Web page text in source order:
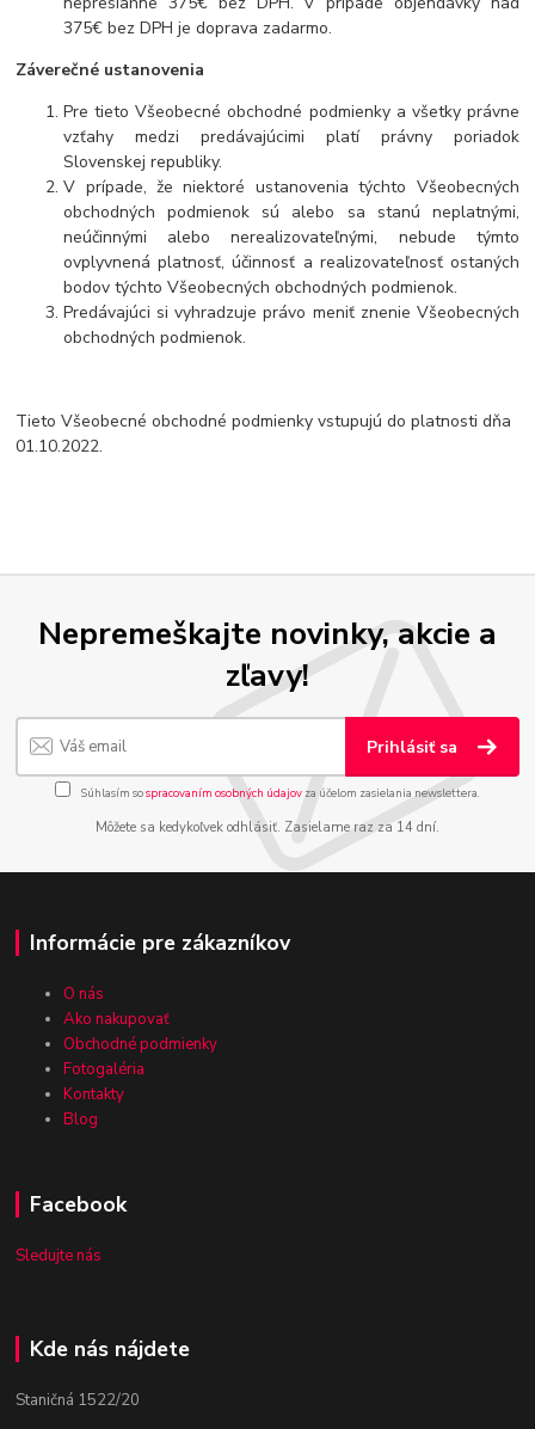
375€ bez DPH je doprava zadarmo.
Záverečné ustanovenia
Pre tieto Všeobecné obchodné podmienky a všetky právne
vzťahy medzi predávajúcimi platí právny poriadok
Slovenskej republiky.
V prípade, že niektoré ustanovenia týchto Všeobecných
obchodných podmienok sú alebo sa stanú neplatnými,
neúčinnými alebo nerealizovateľnými, nebude týmto
ovplyvnená platnosť, účinnosť a realizovateľnosť ostaných
bodov týchto Všeobecných obchodných podmienok.
Predávajúci si vyhradzuje právo meniť znenie Všeobecných
obchodných podmienok.
Tieto Všeobecné obchodné podmienky vstupujú do platnosti dňa
01.10.2022.
Nepremeškajte novinky, akcie a
zľavy!
Prihlásiť sa
Súhlasím sospracovaním osobných údajov za účelom zasielania newslettera.
Môžete sa kedykoľvek odhlásiť. Zasielame raz za 14 dní.
Informácie pre zákazníkov
O nás
Ako nakupovať
Obchodné podmienky
Fotogaléria
Kontakty
Blog
Facebook
Sledujte nás
Kde nás nájdete
Staničná 1522/20